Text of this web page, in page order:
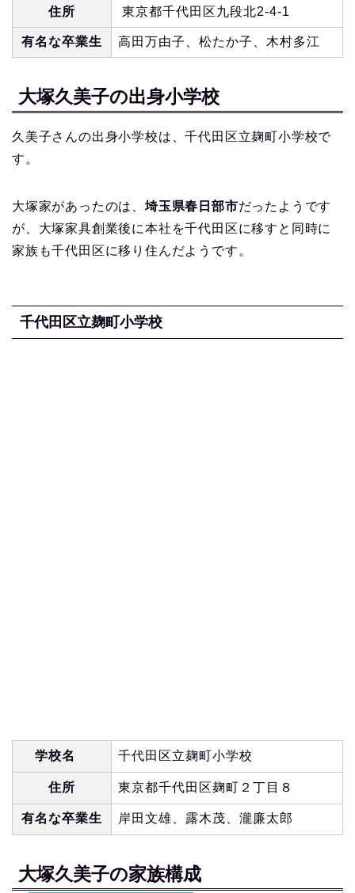
住所 東京都千代田区九段北2-4-1
有名な卒業生 高田万由子、松たか子、木村多江
大塚久美子の出身小学校
久美子さんの出身小学校は、千代田区立麹町小学校で
す。
大塚家があったのは、 埼玉県春日部市だったようです
が、大塚家具創業後に本社を千代田区に移すと同時に
家族も千代田区に移り住んだようです。
千代田区立麹町小学校
学校名 千代田区立麹町小学校
住所 東京都千代田区麹町２丁目８
有名な卒業生 岸田文雄、露木茂、瀧廉太郎
大塚久美子の家族構成